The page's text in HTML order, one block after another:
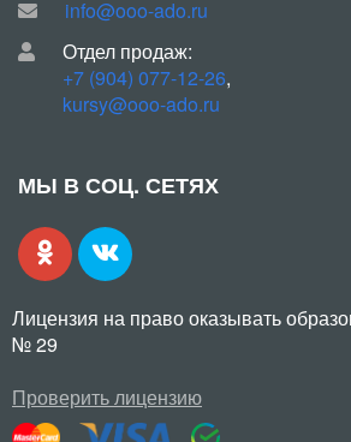
info@ooo-ado.ru
Отдел продаж:
+7 (904) 077-12-26,
kursy@ooo-ado.ru
МЫ В СОЦ. СЕТЯХ
Лицензия на право оказывать
№ 29
Проверить лицензию